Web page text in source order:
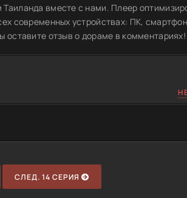
вместе с нами. Плеер
современных устройствах: ПК,
отзыв о дораме в комментариях!
СЛЕД. 14 СЕРИЯ